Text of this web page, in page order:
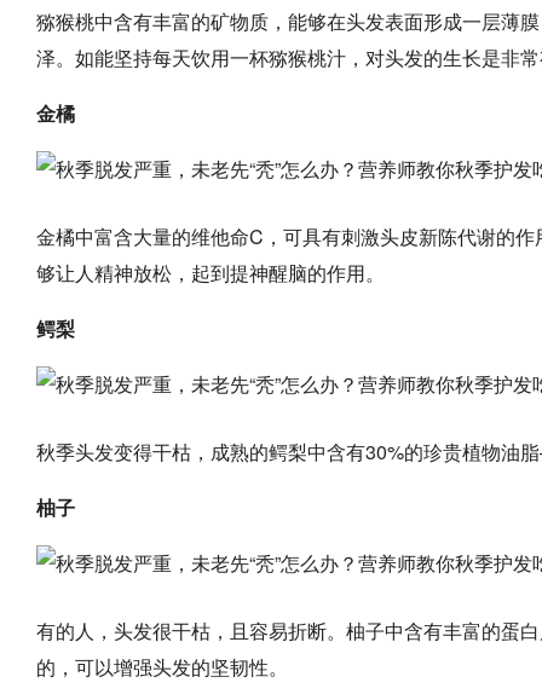
猕猴桃中含有丰富的矿物质，能够在头发表面形成一层薄
泽。如能坚持每天饮用一杯猕猴桃汁，对头发的生长是非
金橘
金橘中富含大量的维他命C，可具有刺激头皮新陈代谢的
够让人精神放松，起到提神醒脑的作用。
鳄梨
秋季头发变得干枯，成熟的鳄梨中含有30%的珍贵植物
柚子
有的人，头发很干枯，且容易折断。柚子中含有丰富的蛋
的，可以增强头发的坚韧性。